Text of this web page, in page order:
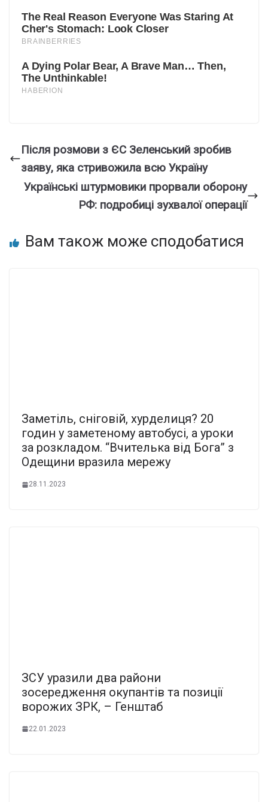
Після розмови з ЄС Зеленський зробив
заяву, яка стривожила всю Україну
Українські штурмовики прорвали оборону
РФ: подробиці зухвалої операції
Вам також може сподобатися
Заметіль, сніговій, хурделиця? 20
годин у заметеному автобусі, а уроки
за розкладом. “Вчителька від Бога” з
Одещини вразила мережу
28.11.2023
ЗСУ уразили два райони
зосередження окупантів та позиції
ворожих ЗРК, – Генштаб
22.01.2023